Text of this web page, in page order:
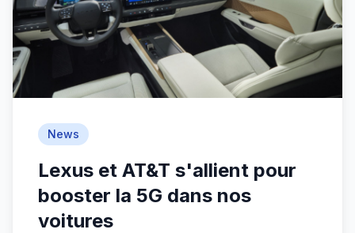
News
Lexus et AT&T s'allient pour
booster la 5G dans nos
voitures